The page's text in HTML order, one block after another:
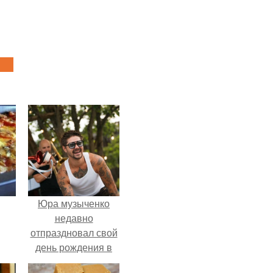
Юра музыченко
недавно
отпраздновал свой
день рождения в
кругу самых